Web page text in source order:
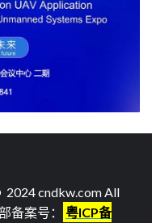
cndkw.com All
备案号：
粤ICP备